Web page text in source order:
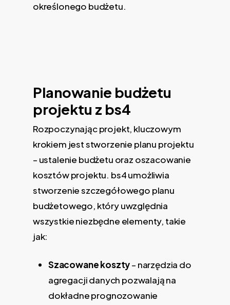
określonego budżetu.
Planowanie budżetu
projektu z bs4
Rozpoczynając projekt, kluczowym
krokiem jest stworzenie planu projektu
– ustalenie budżetu oraz oszacowanie
kosztów projektu. bs4 umożliwia
stworzenie szczegółowego planu
budżetowego, który uwzględnia
wszystkie niezbędne elementy, takie
jak:
Szacowane koszty– narzędzia do
agregacji danych pozwalają na
dokładne prognozowanie